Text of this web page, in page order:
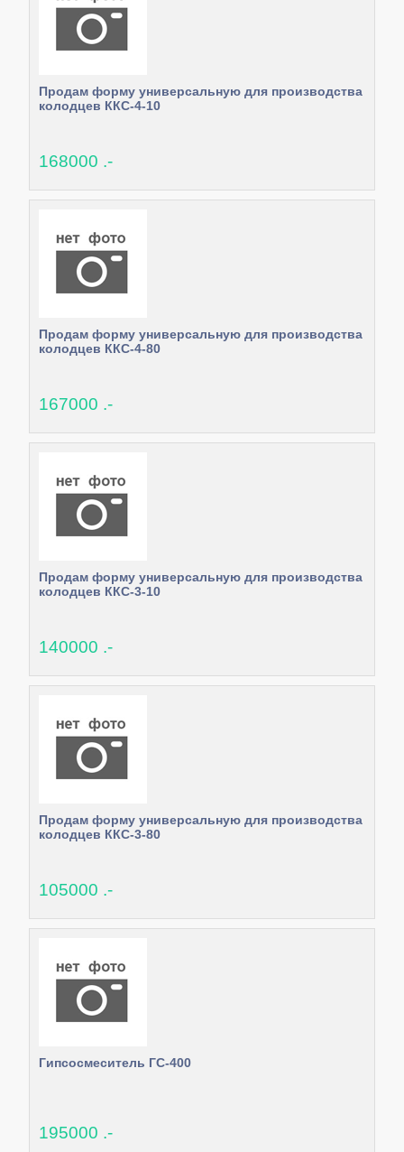
Продам форму универсальную для производства
колодцев ККС-4-10
168000 .-
Продам форму универсальную для производства
колодцев ККС-4-80
167000 .-
Продам форму универсальную для производства
колодцев ККС-3-10
140000 .-
Продам форму универсальную для производства
колодцев ККС-3-80
105000 .-
Гипсосмеситель ГС-400
195000 .-